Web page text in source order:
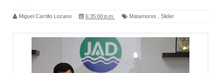
Miguel Carrillo Lozano 6:35:00 p.m. Matamoros Slider